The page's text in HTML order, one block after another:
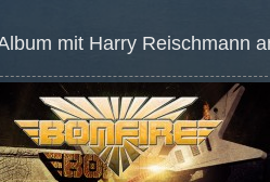
mit Harry Reischmann